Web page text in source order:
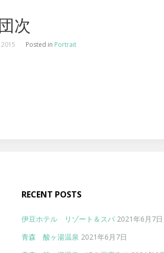
次
Posted in Portrait
RECENT POSTS
伊豆ホテル リゾート＆スパ 2021年6月7日
青森 酸ヶ湯温泉 2021年6月7日